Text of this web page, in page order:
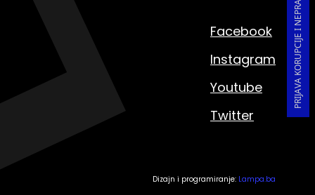
Facebook
Instagram
Youtube
Twitter
Dizajn i programiranje: Lampa.ba